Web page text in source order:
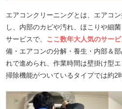
エアコンクリーニングとは、エアコ
し、内部のカビや汚れ、ほこりや細
サービスで、 ここ数年大人気のサービ
備・エアコンの分解・養生・内部＆
れで進められ、作業時間は壁掛け型
掃除機能がついているタイプでは約2